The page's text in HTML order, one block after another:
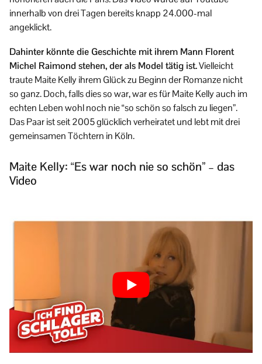
innerhalb von drei Tagen bereits knapp 24.000-mal
angeklickt.
Dahinter könnte die Geschichte mit ihrem Mann Florent
Michel Raimond stehen, der als Model tätig ist.Vielleicht
traute Maite Kelly ihrem Glück zu Beginn der Romanze nicht
so ganz. Doch, falls dies so war, war es für Maite Kelly auch im
echten Leben wohl noch nie “so schön so falsch zu liegen”.
Das Paar ist seit 2005 glücklich verheiratet und lebt mit drei
gemeinsamen Töchtern in Köln.
Maite Kelly: “Es war noch nie so schön” – das
Video